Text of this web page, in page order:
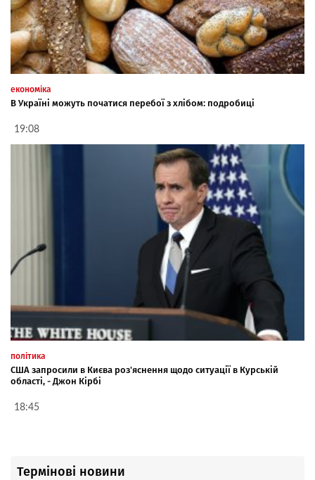
економіка
В Україні можуть початися перебої з хлібом: подробиці
19:08
політика
США запросили в Києва роз'яснення щодо ситуації в Курській
області, - Джон Кірбі
18:45
Термінові новини